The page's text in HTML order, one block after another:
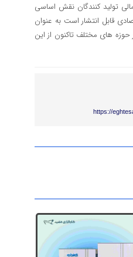
تولید کنندگان نقش اساسی
قابل انتشار است به عنوان
های مختلف تاکنون از این
https://